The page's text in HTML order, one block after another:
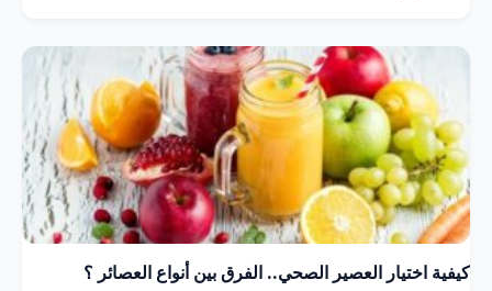
كيفية اختيار العصير الصحي.. الفرق بين أنواع العصائر ؟